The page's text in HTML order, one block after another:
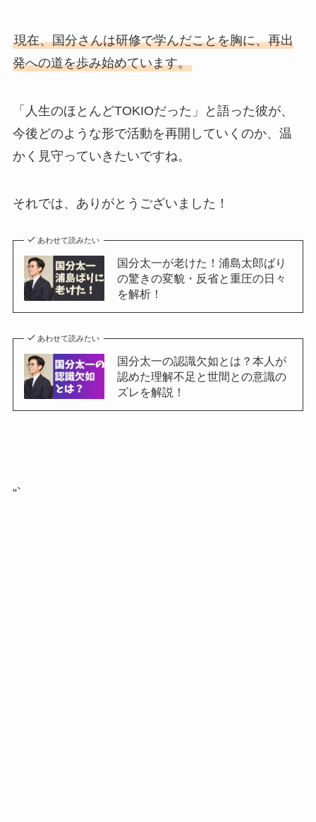
現在、国分さんは研修で学んだことを胸に、再出
発への道を歩み始めています。
「人生のほとんどTOKIOだった」と語った彼が、
今後どのような形で活動を再開していくのか、温
かく見守っていきたいですね。
それでは、ありがとうございました！
あわせて読みたい
国分太一が老けた！浦島太郎ばり
の驚きの変貌・反省と重圧の日々
を解析！
あわせて読みたい
国分太一の認識欠如とは？本人が
認めた理解不足と世間との意識の
ズレを解説！
“`